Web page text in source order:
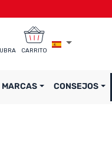
CARRITO
MARCAS CONSEJOS